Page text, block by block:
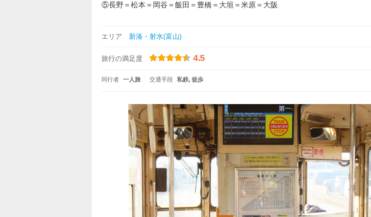
⑤長野＝松本＝岡谷＝飯田＝豊橋＝大垣＝米原＝大阪
エリア 新湊・射水(富山)
旅行の満足度 4.5
同行者 一人旅 交通手段 私鉄 徒歩